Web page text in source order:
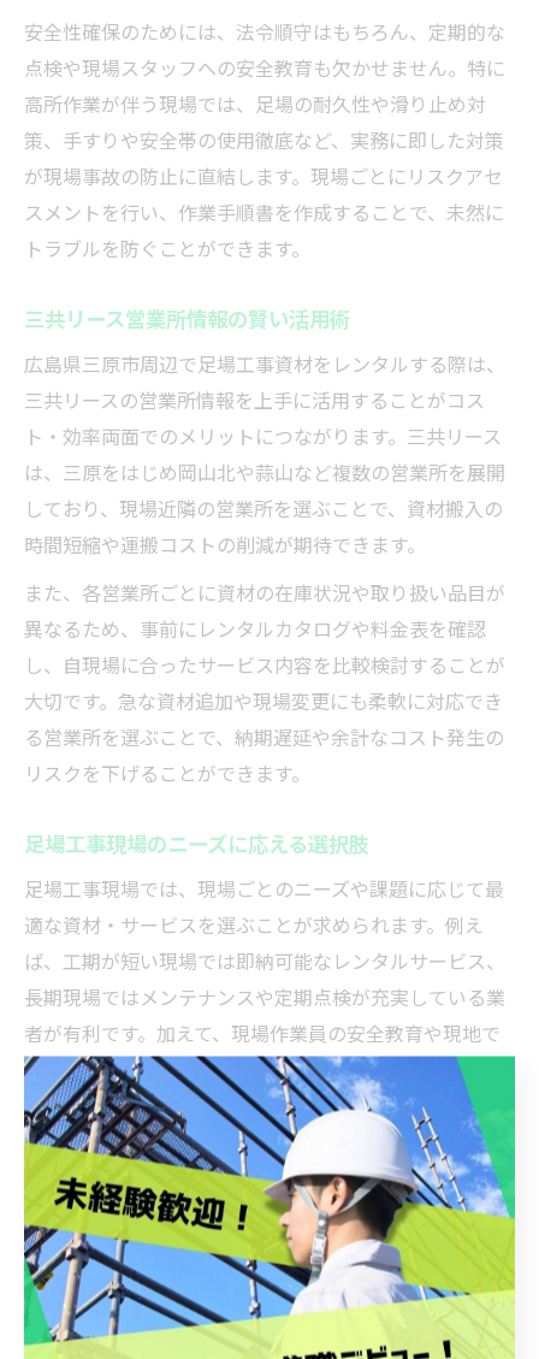
安全性確保のためには、法令順守はもちろん、定期的な
点検や現場スタッフへの安全教育も欠かせません。特に
高所作業が伴う現場では、足場の耐久性や滑り止め対
策、手すりや安全帯の使用徹底など、実務に即した対策
が現場事故の防止に直結します。現場ごとにリスクアセ
スメントを行い、作業手順書を作成することで、未然に
トラブルを防ぐことができます。
三共リース営業所情報の賢い活用術
広島県三原市周辺で足場工事資材をレンタルする際は、
三共リースの営業所情報を上手に活用することがコス
ト・効率両面でのメリットにつながります。三共リース
は、三原をはじめ岡山北や蒜山など複数の営業所を展開
しており、現場近隣の営業所を選ぶことで、資材搬入の
時間短縮や運搬コストの削減が期待できます。
また、各営業所ごとに資材の在庫状況や取り扱い品目が
異なるため、事前にレンタルカタログや料金表を確認
し、自現場に合ったサービス内容を比較検討することが
大切です。急な資材追加や現場変更にも柔軟に対応でき
る営業所を選ぶことで、納期遅延や余計なコスト発生の
リスクを下げることができます。
足場工事現場のニーズに応える選択肢
足場工事現場では、現場ごとのニーズや課題に応じて最
適な資材・サービスを選ぶことが求められます。例え
ば、工期が短い現場では即納可能なレンタルサービス、
長期現場ではメンテナンスや定期点検が充実している業
者が有利です。加えて、現場作業員の安全教育や現地で
の仮設計画サポートなど、付帯サービスの有無も業者選
定の重要なポイントとなります。
さらに、資材の品質や耐久性、現場の特殊形状に対応で
きる柔軟な施工提案ができるかどうかも現場効率化に直
結します。現場監督や協力業者は、過去の施工実績やユ
ーザーレビューなども参考にしながら、複数の選択肢を
比較検討することが成功への近道です。